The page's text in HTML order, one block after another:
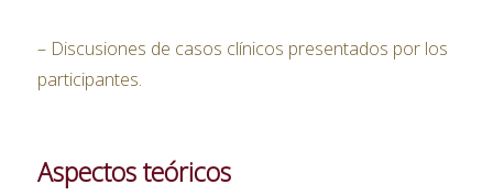
– Discusiones de casos clínicos presentados por los
participantes.
Aspectos teóricos